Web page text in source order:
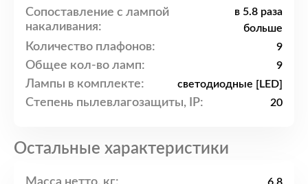
Сопоставление с лампой
накаливания:
в 5.8 раза
больше
Количество плафонов: 9
Общее кол-во ламп: 9
Лампы в комплекте: светодиодные [LED]
Степень пылевлагозащиты, IP: 20
Остальные характеристики